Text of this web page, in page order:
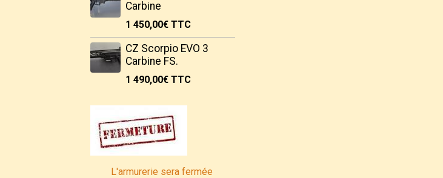
Carbine
1 450,00€TTC
CZ Scorpio EVO 3
Carbine FS.
1 490,00€TTC
L'armurerie sera fermée